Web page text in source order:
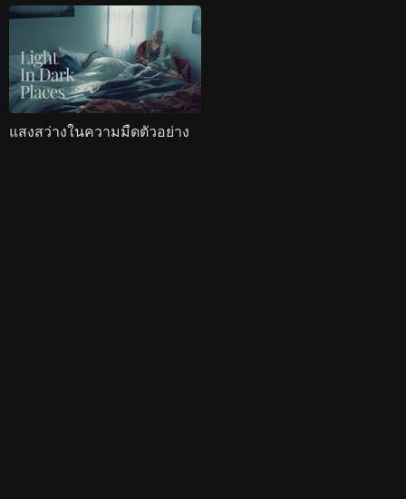
แสงสว่างในความมืดตัวอย่าง